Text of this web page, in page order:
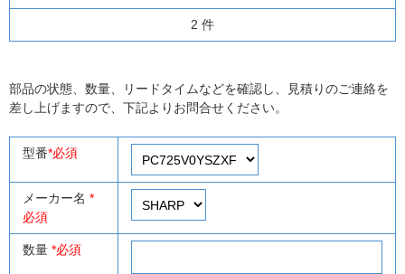
2 件
部品の状態、数量、リードタイムなどを確認し、見積りのご連絡を
差し上げますので、下記よりお問合せください。
型番*必須
メーカー名 *
必須
数量 *必須